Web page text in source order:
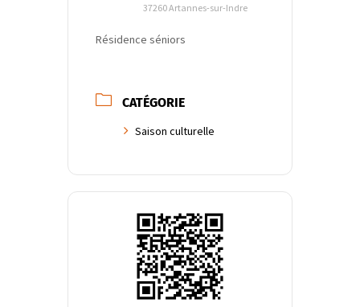
37260 Artannes-sur-Indre
Résidence séniors
CATÉGORIE
Saison culturelle